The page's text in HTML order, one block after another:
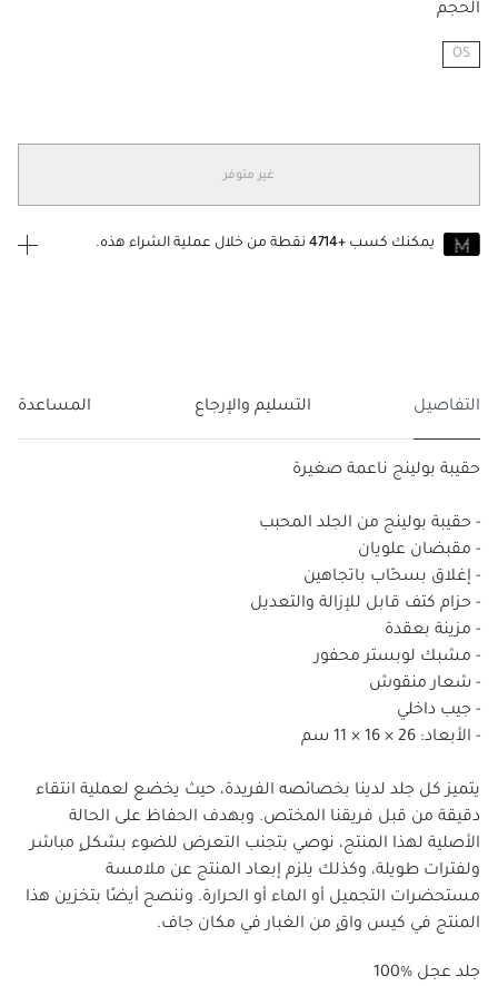
الحجم
OS
غير متوفر
يمكنك كسب +4714
نقطة من خلال عملية الشراء هذه.
التفاصيل التسليم والإرجاع المساعدة
حقيبة بولينج ناعمة صغيرة
- حقيبة بولينج من الجلد المحبب
- مقبضان علويان
- إغلاق بسحّاب باتجاهين
- حزام كتف قابل للإزالة والتعديل
- مزينة بعقدة
- مشبك لوبستر محفور
- شعار منقوش
- جيب داخلي
- الأبعاد: 26 × 16 × 11 سم
يتميز كل جلد لدينا بخصائصه الفريدة، حيث يخضع لعملية انتقاء
دقيقة من قبل فريقنا المختص. وبهدف الحفاظ على الحالة
الأصلية لهذا المنتج، نوصي بتجنب التعرض للضوء بشكلٍ مباشر
ولفترات طويلة، وكذلك يلزم إبعاد المنتج عن ملامسة
مستحضرات التجميل أو الماء أو الحرارة. وننصح أيضًا بتخزين هذا
المنتج في كيس واقٍ من الغبار في مكان جاف.
100% جلد عجل